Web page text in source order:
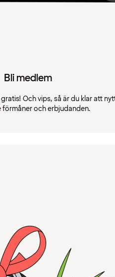
Bli medlem
Och vips, så är du klar att
förmåner och erbjudanden.